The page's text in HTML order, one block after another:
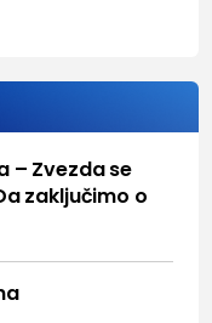
– Zvezda se
zaključimo o